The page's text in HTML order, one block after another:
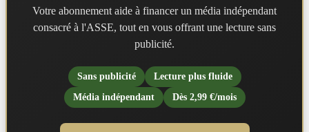
Votre abonnement aide à financer un média indépendant
consacré à l'ASSE, tout en vous offrant une lecture sans
publicité.
Sans publicité
Lecture plus fluide
Média indépendant
Dès 2,99 €/mois